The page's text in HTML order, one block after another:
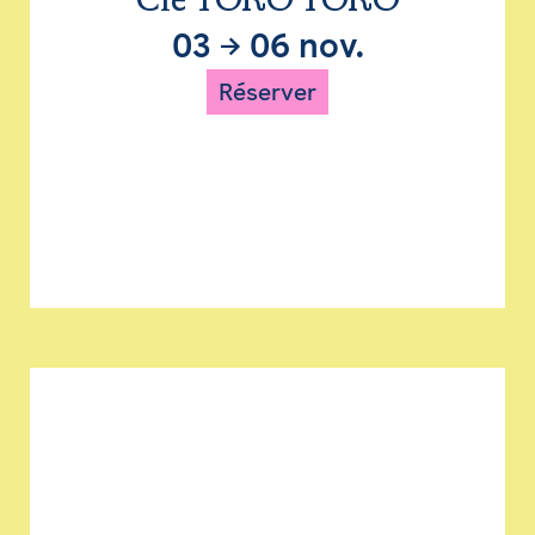
03 → 06 nov.
Réserver